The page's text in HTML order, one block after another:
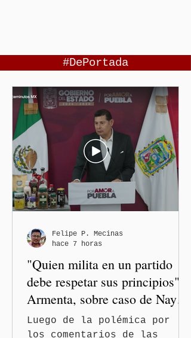
#DePortada
"Quien milita en un partido
debe respetar sus principios":
Armenta, sobre caso de Nayeli
Salvatori y Graciela Palomares
Luego de la polémica por
los comentarios de las
Felipe P. Mecinas
hace 7 horas